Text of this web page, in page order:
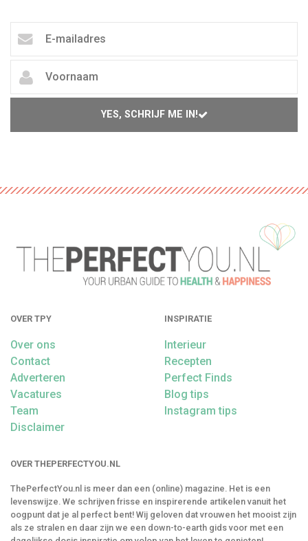
YES, SCHRIJF ME IN!
OVER TPY
Over ons
Contact
Adverteren
Vacatures
Team
Disclaimer
INSPIRATIE
Interieur
Recepten
Perfect Finds
Blog tips
Instagram tips
OVER THEPERFECTYOU.NL
ThePerfectYou.nl is meer dan een (online) magazine. Het is een
levenswijze. We schrijven frisse en inspirerende artikelen vanuit het
oogpunt dat je al perfect bent! Wij geloven dat vrouwen het mooist zijn
als ze stralen en daar zijn we een down-to-earth gids voor met een